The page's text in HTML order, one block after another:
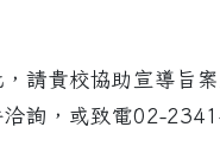
請貴校協助宣導旨
洽詢，或致電02-